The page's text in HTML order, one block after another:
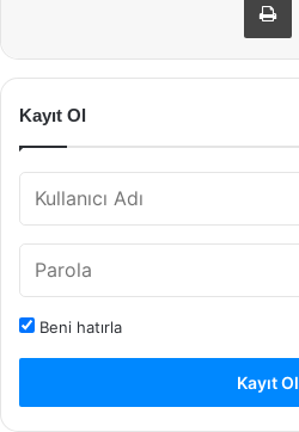
Kayıt Ol
Beni hatırla
Kayıt Ol